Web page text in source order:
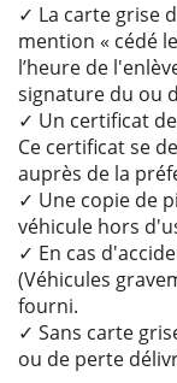
✓ La carte grise
mention « cédé
l’heure de
signature du ou
✓ Un certificat
Ce certificat se
auprès de la
✓ Une copie de
véhicule hors
✓ En cas
(Véhicules
fourni.
✓ Sans carte
ou de perte